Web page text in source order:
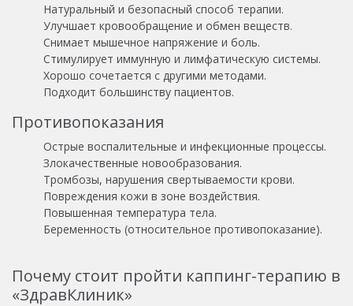
Натуральный и безопасный способ терапии.
Улучшает кровообращение и обмен веществ.
Снимает мышечное напряжение и боль.
Стимулирует иммунную и лимфатическую системы.
Хорошо сочетается с другими методами.
Подходит большинству пациентов.
Противопоказания
Острые воспалительные и инфекционные процессы.
Злокачественные новообразования.
Тромбозы, нарушения свертываемости крови.
Повреждения кожи в зоне воздействия.
Повышенная температура тела.
Беременность (относительное противопоказание).
Почему стоит пройти каппинг-терапию в
«ЗдравКлиник»